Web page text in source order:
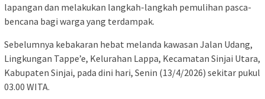
lapangan dan melakukan langkah-langkah pemulihan pasca-
bencana bagi warga yang terdampak.
Sebelumnya kebakaran hebat melanda kawasan Jalan Udang,
Lingkungan Tappe’e, Kelurahan Lappa, Kecamatan Sinjai Utara,
Kabupaten Sinjai, pada dini hari, Senin (13/4/2026) sekitar pukul
03.00 WITA.